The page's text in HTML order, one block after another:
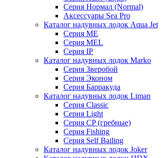
Серия Нормал (Normal)
Аксессуары Sea Pro
Каталог надувных лодок Aqua Jet
Серия ME
Серия MEL
Серия IP
Каталог надувных лодок Marko
Серия Зверобой
Серия Эконом
Серия Барракуда
Каталог надувных лодок Liman
Серия Classic
Серия Light
Серия CP (гребные)
Серия Fishing
Серия Self Bailing
Каталог надувных лодок Joker